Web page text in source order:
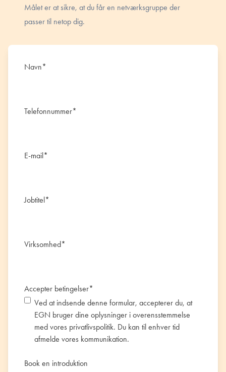
Målet er at sikre, at du får en netværksgruppe der
passer til netop dig.
Navn*
Telefonnummer*
E-mail*
Jobtitel*
Virksomhed*
Accepter betingelser*
Ved at indsende denne formular, accepterer du, at
EGN bruger dine oplysninger i overensstemmelse
med vores privatlivspolitik. Du kan til enhver tid
afmelde vores kommunikation.